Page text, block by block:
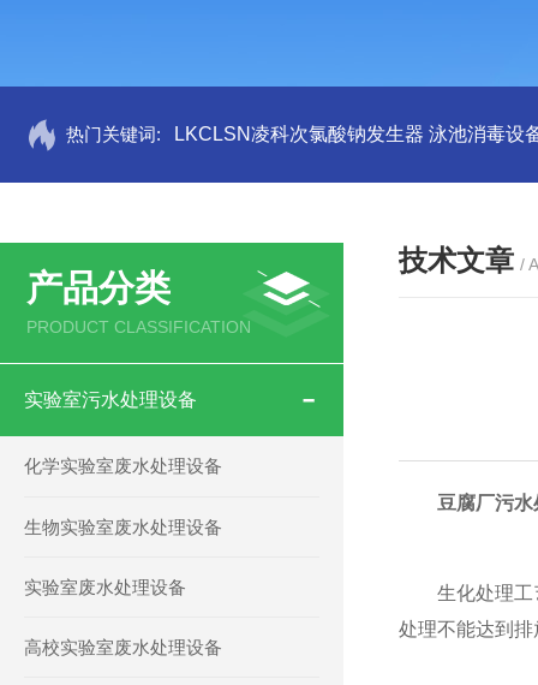
热门关键词: LKCLSN凌科次氯酸钠发生器 泳池消毒设
产品分类
PRODUCT CLASSIFICATION
实验室污水处理设备
化学实验室废水处理设备
生物实验室废水处理设备
实验室废水处理设备
高校实验室废水处理设备
技术文章 /
豆腐厂污
生化处理工艺
处理不能达到